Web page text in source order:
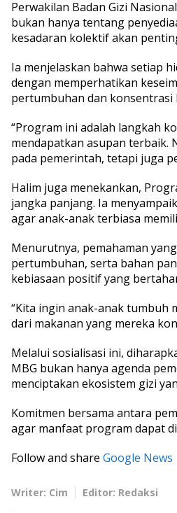
n
j
u
n
Perwakilan Badan Gizi
bukan hanya tentang
kesadaran kolektif akan
Ia menjelaskan bahwa setiap
dengan memperhatikan
pertumbuhan dan konsentrasi
“Program ini adalah langkah
mendapatkan asupan terbaik.
pada pemerintah, tetapi juga
Halim juga menekankan,
jangka panjang. Ia
agar anak-anak terbiasa
Menurutnya, pemahaman
pertumbuhan, serta bahan
kebiasaan positif yang
“Kita ingin anak-anak tumbuh
dari makanan yang mereka
Melalui sosialisasi ini,
MBG bukan hanya agenda
menciptakan ekosistem gizi
Komitmen bersama antara
agar manfaat program dapat
Follow and share Google News
Writer: Cim Editor: Redaksi